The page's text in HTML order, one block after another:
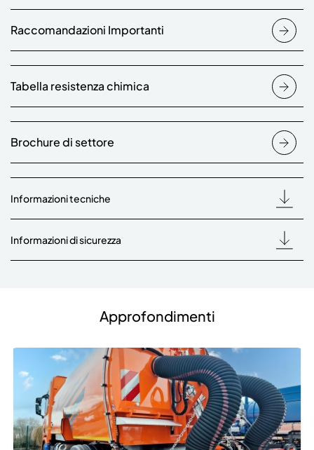
Raccomandazioni Importanti
Tabella resistenza chimica
Brochure di settore
Informazioni tecniche
Informazioni di sicurezza
Approfondimenti